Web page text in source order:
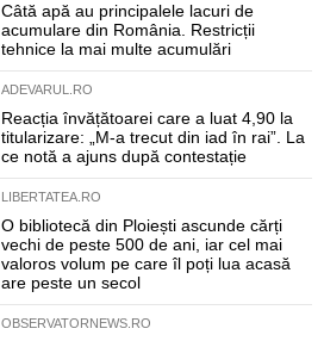
Câtă apă au principalele lacuri de
acumulare din România. Restricții
tehnice la mai multe acumulări
ADEVARUL.RO
Reacția învățătoarei care a luat 4,90 la
titularizare: „M-a trecut din iad în rai”. La
ce notă a ajuns după contestație
LIBERTATEA.RO
O bibliotecă din Ploiești ascunde cărți
vechi de peste 500 de ani, iar cel mai
valoros volum pe care îl poți lua acasă
are peste un secol
OBSERVATORNEWS.RO